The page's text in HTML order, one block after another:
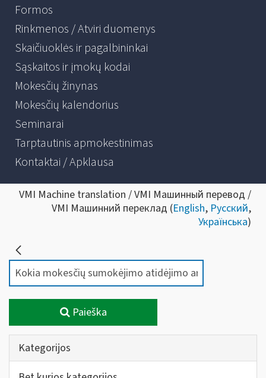
Formos
Rinkmenos / Atviri duomenys
Skaičiuoklės ir pagalbininkai
Sąskaitos ir įmokų kodai
Mokesčių žinynas
Mokesčių kalendorius
Seminarai
Tarptautinis apmokestinimas
Kontaktai / Apklausa
VMI Machine translation / VMI Машинный перевод /
VMI Машинний переклад (English, Русский,
Українська)
Paieška
Kategorijos